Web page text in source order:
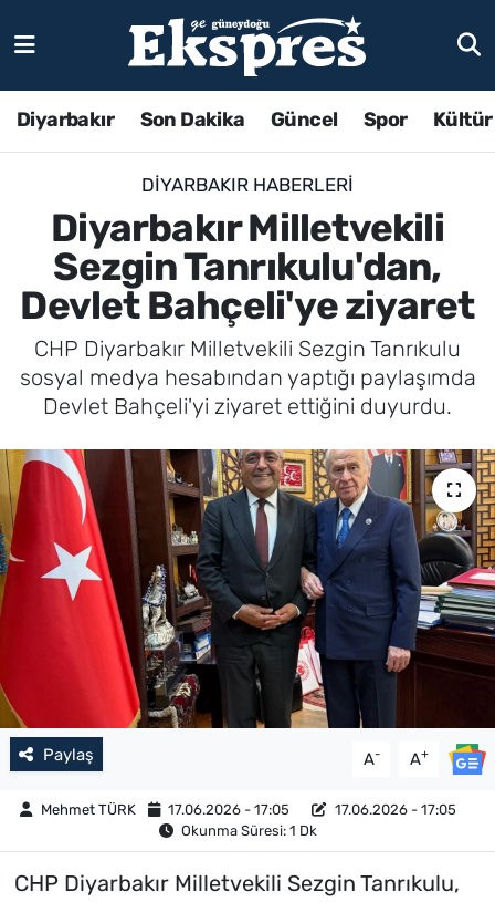
Diyarbakır Son Dakika Güncel Spor
DIYARBAKIR HABERLERI
Diyarbakır Milletvekili
Sezgin Tanrıkulu'dan,
Devlet Bahçeli'ye ziyaret
CHP Diyarbakır Milletvekili Sezgin Tanrıkulu
sosyal medya hesabından yaptığı paylaşımda
Devlet Bahçeli'yi ziyaret ettiğini duyurdu.
Paylaş A- A+
Mehmet TÜRK 17.06.2026 - 17:05
17.06.2026 - 17:05
Okunma Süresi: 1 Dk
CHP Diyarbakır Milletvekili Sezgin Tanrıkulu,